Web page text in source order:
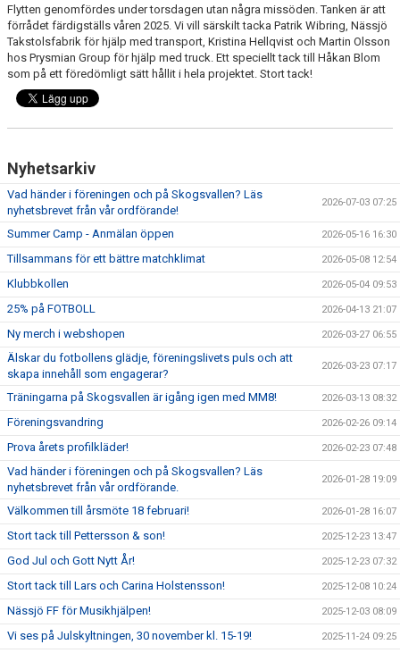
Flytten genomfördes under torsdagen utan några missöden. Tanken är att
förrådet färdigställs våren 2025. Vi vill särskilt tacka Patrik Wibring, Nässjö
Takstolsfabrik för hjälp med transport, Kristina Hellqvist och Martin Olsson
hos Prysmian Group för hjälp med truck. Ett speciellt tack till Håkan Blom
som på ett föredömligt sätt hållit i hela projektet. Stort tack!
Nyhetsarkiv
Vad händer i föreningen och på Skogsvallen? Läs
nyhetsbrevet från vår ordförande!
2026-07-03 07:25
Summer Camp - Anmälan öppen 2026-05-16 16:30
Tillsammans för ett bättre matchklimat 2026-05-08 12:54
Klubbkollen 2026-05-04 09:53
25% på FOTBOLL 2026-04-13 21:07
Ny merch i webshopen 2026-03-27 06:55
Älskar du fotbollens glädje, föreningslivets puls och att
skapa innehåll som engagerar?
2026-03-23 07:17
Träningarna på Skogsvallen är igång igen med MM8! 2026-03-13 08:32
Föreningsvandring 2026-02-26 09:14
Prova årets profilkläder! 2026-02-23 07:48
Vad händer i föreningen och på Skogsvallen? Läs
nyhetsbrevet från vår ordförande.
2026-01-28 19:09
Välkommen till årsmöte 18 februari! 2026-01-28 16:07
Stort tack till Pettersson & son! 2025-12-23 13:47
God Jul och Gott Nytt År! 2025-12-23 07:32
Stort tack till Lars och Carina Holstensson! 2025-12-08 10:24
Nässjö FF för Musikhjälpen! 2025-12-03 08:09
Vi ses på Julskyltningen, 30 november kl. 15-19! 2025-11-24 09:25